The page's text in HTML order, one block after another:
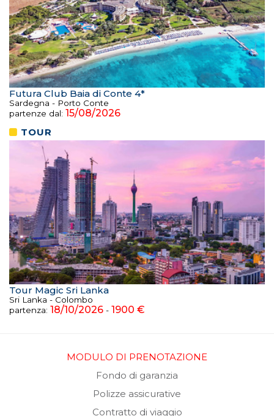
Futura Club Baia di Conte 4*
Sardegna - Porto Conte
partenze dal: 15/08/2026
TOUR
Tour Magic Sri Lanka
Sri Lanka - Colombo
partenza: 18/10/2026 - 1900 €
MODULO DI PRENOTAZIONE
Fondo di garanzia
Polizze assicurative
Contratto di viaggio